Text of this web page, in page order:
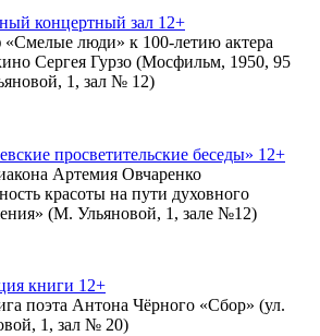
концертный зал 12+
«Смелые люди» к 100-летию актера
Сергея Гурзо (Мосфильм, 1950, 95
1, зал № 12)
просветительские беседы» 12+
Артемия Овчаренко
красоты на пути духовного
(М. Ульяновой, 1, зале №12)
книги 12+
поэта Антона Чёрного «Сбор» (ул.
1, зал № 20)